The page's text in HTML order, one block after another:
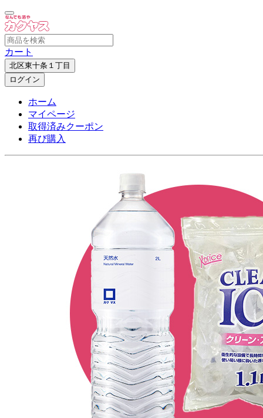
カート
北区東十条１丁目
ログイン
ホーム
マイページ
取得済みクーポン
再び購入